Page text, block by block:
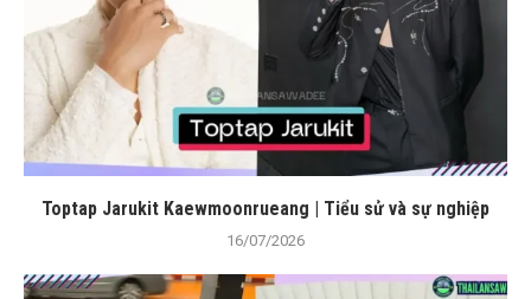
Toptap Jarukit Kaewmoonrueang | Tiểu sử và sự nghiệp
16/07/2026